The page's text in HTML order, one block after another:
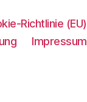
Richtlinie (EU)
Impressum